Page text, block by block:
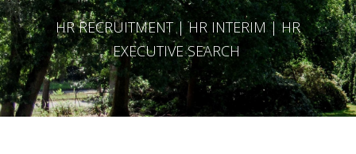
HR RECRUITMENT | HR INTERIM | HR
EXECUTIVE SEARCH